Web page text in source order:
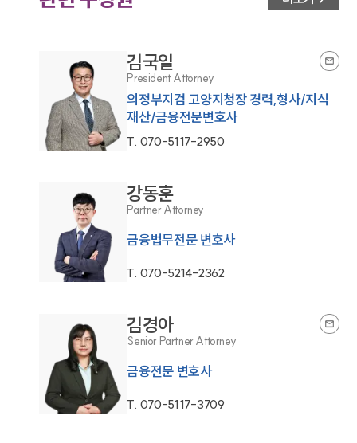
김국일
President Attorney
의정부지검 고양지청장 경력,형사/지식
재산/금융전문변호사
T. 070-5117-2950
강동훈
Partner Attorney
금융법무전문 변호사
T. 070-5214-2362
김경아
Senior Partner Attorney
금융전문 변호사
T. 070-5117-3709